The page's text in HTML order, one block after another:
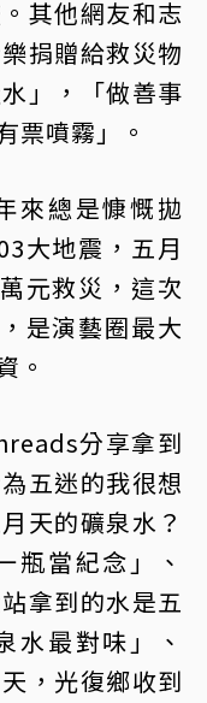
其他網友和志
捐贈給救災物
」，「做善事
票噴霧」。
來總是慷慨拋
大地震，五月
元救災，這次
是演藝圈最大
。
分享拿到
五迷的我很想
天的礦泉水？
瓶當紀念」、
拿到的水是五
水最對味」、
，光復鄉收到